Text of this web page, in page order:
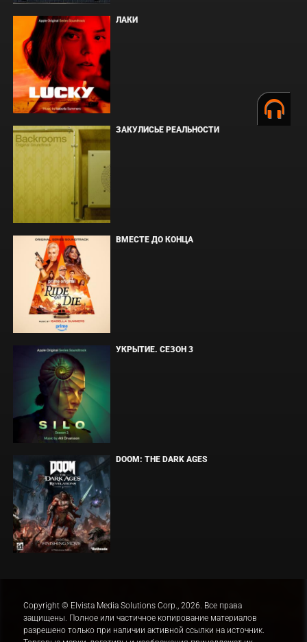
ЛАКИ
ЗАКУЛИСЬЕ РЕАЛЬНОСТИ
ВМЕСТЕ ДО КОНЦА
УКРЫТИЕ. СЕЗОН 3
DOOM: THE DARK AGES
Copyright © Elvista Media Solutions Corp., 2026. Все права
защищены. Полное или частичное копирование материалов
разрешено только при наличии активной ссылки на источник.